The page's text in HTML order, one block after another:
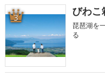
3 びわこ
琵琶湖を
る